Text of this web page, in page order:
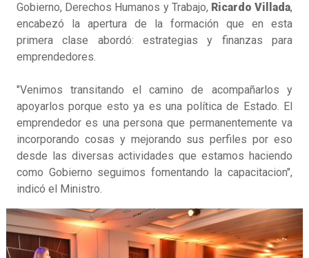
Gobierno, Derechos Humanos y Trabajo, Ricardo Villada,
encabezó la apertura de la formación que en esta
primera clase abordó: estrategias y finanzas para
emprendedores.
"Venimos transitando el camino de acompañarlos y
apoyarlos porque esto ya es una política de Estado. El
emprendedor es una persona que permanentemente va
incorporando cosas y mejorando sus perfiles por eso
desde las diversas actividades que estamos haciendo
como Gobierno seguimos fomentando la capacitacion",
indicó el Ministro.